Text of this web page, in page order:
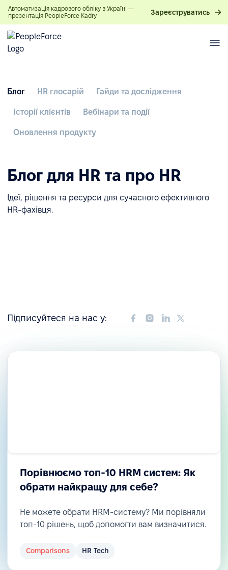
Автоматизація кадрового обліку в Україні —
презентація PeopleForce Kadry
Зареєструватись
Блог HR глосарій Гайди та дослідження
Історії клієнтів Вебінари та події
Оновлення продукту
Блог для HR та про HR
Ідеї, рішення та ресурси для сучасного ефективного
HR-фахівця.
Підписуйтеся на нас у:
Порівнюємо топ-10 HRM систем: Як
обрати найкращу для себе?
Не можете обрати HRM-систему? Ми порівняли
топ-10 рішень, щоб допомогти вам визначитися.
Comparisons HR Tech